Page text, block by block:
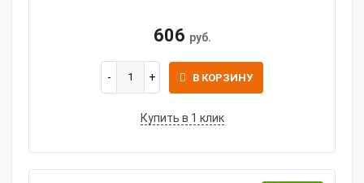
606 руб.
В КОРЗИНУ
Купить в 1 клик